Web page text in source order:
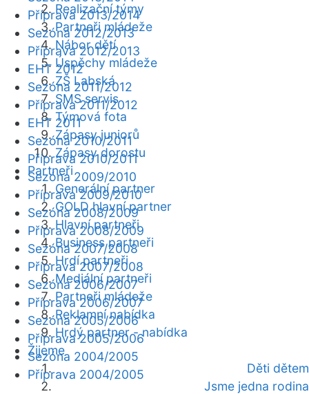
Realizační týmy
Partneři mládeže
Nábor dětí
Úspěchy mládeže
ZŠ Labská
SMS servis
Týmová fota
Zápasy juniorů
Zápasy dorostu
Partneři
Generální partner
GOLD hlavní partner
Hlavní partneři
Business partneři
Hrdí partneři
Mediální partneři
Partneři mládeže
Reklamní nabídka
Hrdý partner - nabídka
Žijeme
Děti dětem
Jsme jedna rodina
Příprava 2013/2014
Sezóna 2012/2013
Příprava 2012/2013
EHT 2012
Sezóna 2011/2012
Příprava 2011/2012
EHT 2011
Sezóna 2010/2011
Příprava 2010/2011
Sezóna 2009/2010
Příprava 2009/2010
Sezóna 2008/2009
Příprava 2008/2009
Sezóna 2007/2008
Příprava 2007/2008
Sezóna 2006/2007
Příprava 2006/2007
Sezóna 2005/2006
Příprava 2005/2006
Sezóna 2004/2005
Příprava 2004/2005